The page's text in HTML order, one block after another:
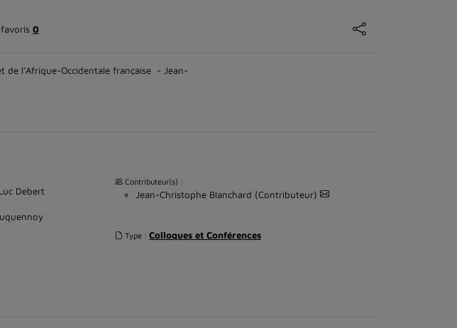
0
de l’Afrique-Occidentale française - Jean-
Debert
Contributeur(s) :
Jean-Christophe Blanchard (Contributeur)
Type : Colloques et Conférences